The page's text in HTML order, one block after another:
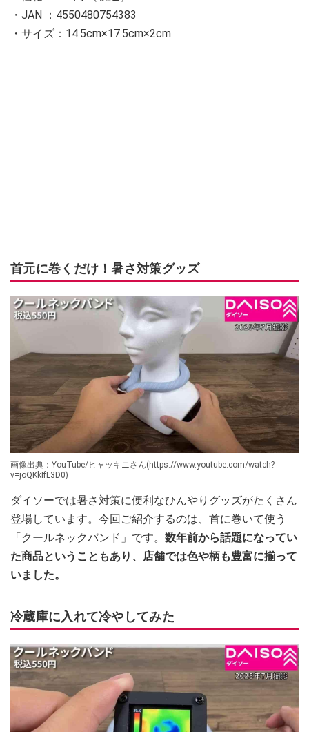
・JAN ：4550480754383
・サイズ：14.5cm×17.5cm×2cm
首元に巻くだけ！暑さ対策グッズ
画像出典：YouTube/ヒャッキニさん(https://www.youtube.com/watch?
v=joQKkIfL3D0)
ダイソーでは暑さ対策に便利なひんやりグッズがたくさん
登場しています。今回ご紹介するのは、首に巻いて使う
「クールネックバンド」です。 数年前から話題になってい
た商品ということもあり、店舗では色や柄も豊富に揃って
いました。
冷蔵庫に入れて冷やしてみた